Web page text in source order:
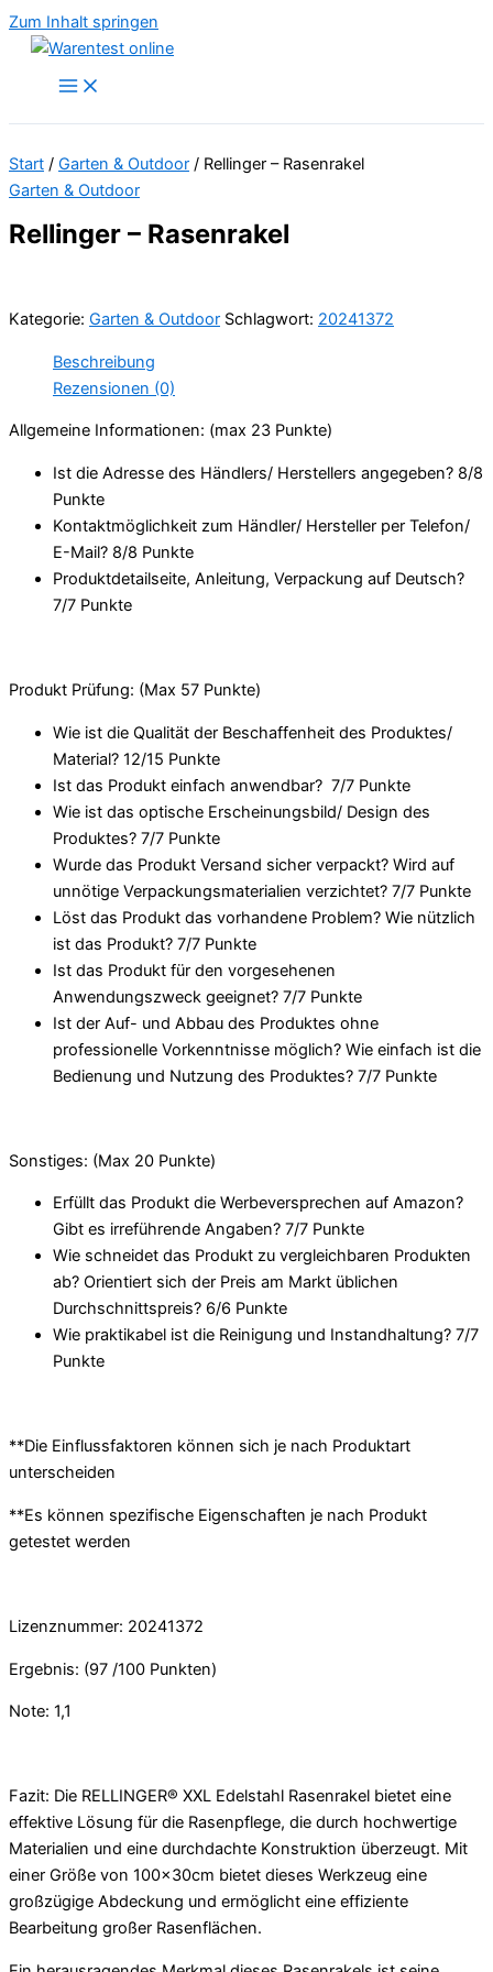
Zum Inhalt springen
Start / Garten & Outdoor / Rellinger – Rasenrakel
Garten & Outdoor
Rellinger – Rasenrakel
Kategorie: Garten & Outdoor Schlagwort: 20241372
Beschreibung
Rezensionen (0)
Allgemeine Informationen: (max 23 Punkte)
Ist die Adresse des Händlers/ Herstellers angegeben? 8/8
Punkte
Kontaktmöglichkeit zum Händler/ Hersteller per Telefon/
E-Mail? 8/8 Punkte
Produktdetailseite, Anleitung, Verpackung auf Deutsch?
7/7 Punkte
Produkt Prüfung: (Max 57 Punkte)
Wie ist die Qualität der Beschaffenheit des Produktes/
Material? 12/15 Punkte
Ist das Produkt einfach anwendbar? 7/7 Punkte
Wie ist das optische Erscheinungsbild/ Design des
Produktes? 7/7 Punkte
Wurde das Produkt Versand sicher verpackt? Wird auf
unnötige Verpackungsmaterialien verzichtet? 7/7 Punkte
Löst das Produkt das vorhandene Problem? Wie nützlich
ist das Produkt? 7/7 Punkte
Ist das Produkt für den vorgesehenen
Anwendungszweck geeignet? 7/7 Punkte
Ist der Auf- und Abbau des Produktes ohne
professionelle Vorkenntnisse möglich? Wie einfach ist die
Bedienung und Nutzung des Produktes? 7/7 Punkte
Sonstiges: (Max 20 Punkte)
Erfüllt das Produkt die Werbeversprechen auf Amazon?
Gibt es irreführende Angaben? 7/7 Punkte
Wie schneidet das Produkt zu vergleichbaren Produkten
ab? Orientiert sich der Preis am Markt üblichen
Durchschnittspreis? 6/6 Punkte
Wie praktikabel ist die Reinigung und Instandhaltung? 7/7
Punkte
**Die Einflussfaktoren können sich je nach Produktart
unterscheiden
**Es können spezifische Eigenschaften je nach Produkt
getestet werden
Lizenznummer: 20241372
Ergebnis: (97 /100 Punkten)
Note: 1,1
Fazit: Die RELLINGER® XXL Edelstahl Rasenrakel bietet eine
effektive Lösung für die Rasenpflege, die durch hochwertige
Materialien und eine durchdachte Konstruktion überzeugt. Mit
einer Größe von 100x30cm bietet dieses Werkzeug eine
großzügige Abdeckung und ermöglicht eine effiziente
Bearbeitung großer Rasenflächen.